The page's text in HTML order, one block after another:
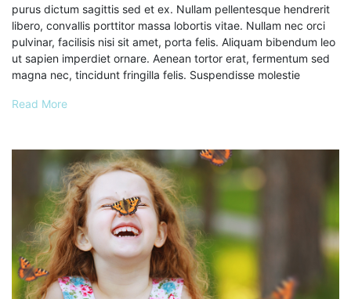
purus dictum sagittis sed et ex. Nullam pellentesque hendrerit
libero, convallis porttitor massa lobortis vitae. Nullam nec orci
pulvinar, facilisis nisi sit amet, porta felis. Aliquam bibendum leo
ut sapien imperdiet ornare. Aenean tortor erat, fermentum sed
magna nec, tincidunt fringilla felis. Suspendisse molestie
Read More